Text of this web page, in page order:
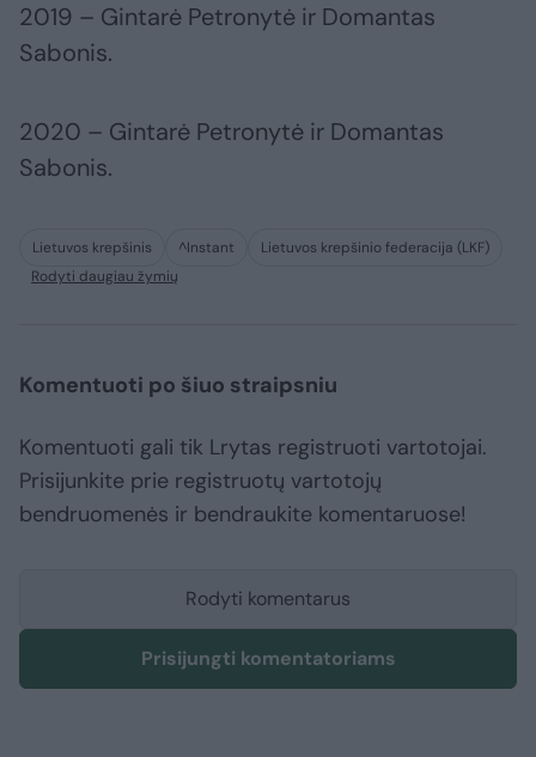
2019 – Gintarė Petronytė ir Domantas
Sabonis.
2020 – Gintarė Petronytė ir Domantas
Sabonis.
Lietuvos krepšinis ^Instant
Lietuvos krepšinio federacija (LKF)
Rodyti daugiau žymių
Komentuoti po šiuo straipsniu
Komentuoti gali tik Lrytas registruoti vartotojai.
Prisijunkite prie registruotų vartotojų
bendruomenės ir bendraukite komentaruose!
Rodyti komentarus
Prisijungti komentatoriams